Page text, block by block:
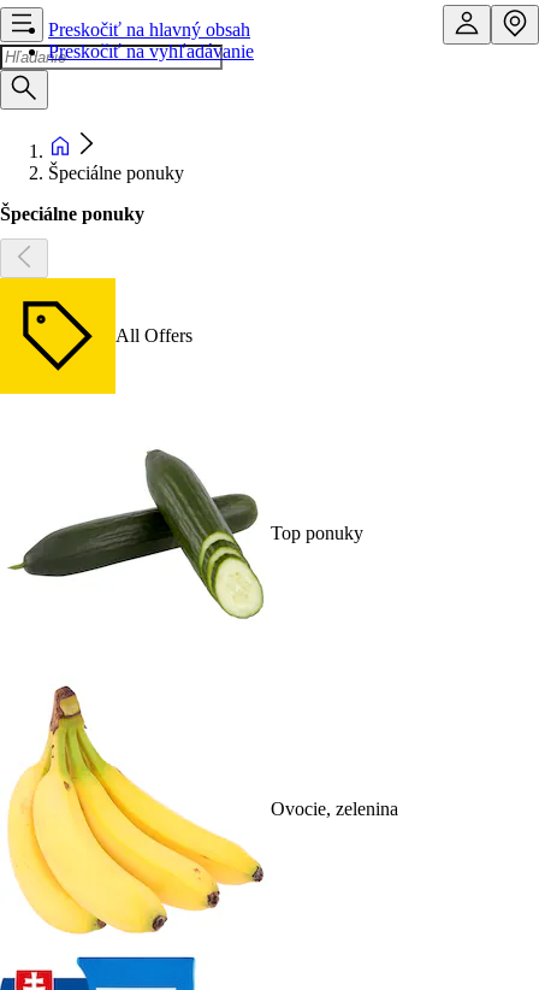
Preskočiť na hlavný obsah
Preskočiť na vyhľadávanie
Špeciálne ponuky
Špeciálne ponuky
All Offers
Top ponuky
Ovocie, zelenina